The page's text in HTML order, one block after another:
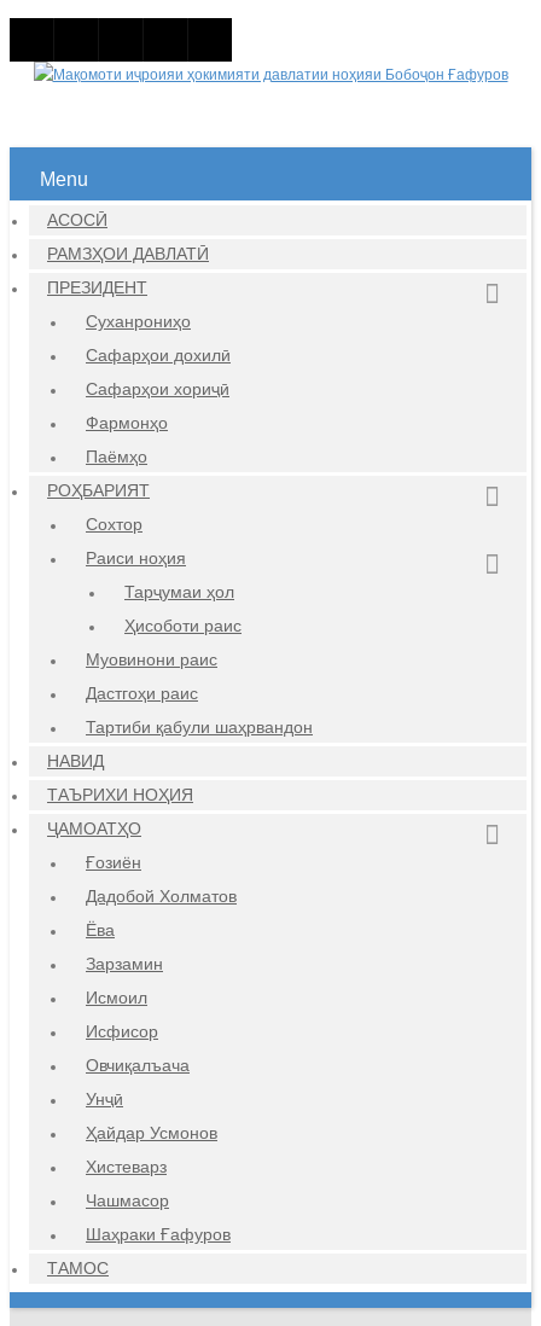
Menu
АСОСӢ
РАМЗҲОИ ДАВЛАТӢ
ПРЕЗИДЕНТ
Суханрониҳо
Сафарҳои дохилӣ
Сафарҳои хориҷӣ
Фармонҳо
Паёмҳо
РОҲБАРИЯТ
Сохтор
Раиси ноҳия
Тарҷумаи ҳол
Ҳисоботи раис
Муовинони раис
Дастгоҳи раис
Тартиби қабули шаҳрвандон
НАВИД
ТАЪРИХИ НОҲИЯ
ҶАМОАТҲО
Ғозиён
Дадобой Холматов
Ёва
Зарзамин
Исмоил
Исфисор
Овчиқалъача
Унҷӣ
Ҳайдар Усмонов
Хистеварз
Чашмасор
Шаҳраки Ғафуров
ТАМОС